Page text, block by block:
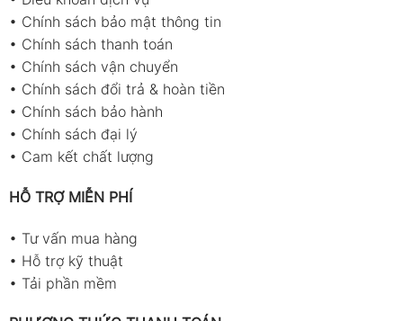
• Chính sách bảo mật thông tin
• Chính sách thanh toán
• Chính sách vận chuyển
• Chính sách đổi trả & hoàn tiền
• Chính sách bảo hành
• Chính sách đại lý
• Cam kết chất lượng
HỖ TRỢ MIỄN PHÍ
• Tư vấn mua hàng
• Hỗ trợ kỹ thuật
• Tải phần mềm